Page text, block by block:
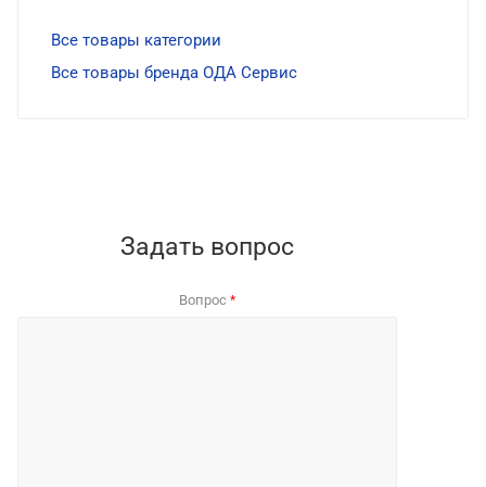
Все товары категории
Все товары бренда ОДА Сервис
Задать вопрос
Вопрос *